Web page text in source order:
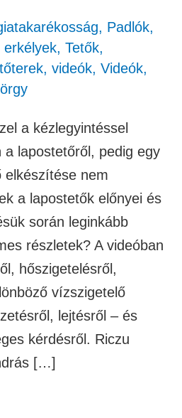
, Padlók,
, Tetők,
, videók, Videók,
a kézlegyintéssel
a lapostetőről, pedig egy
elkészítése nem
a lapostetők előnyei és
során leginkább
részletek? A videóban
hőszigetelésről,
vízszigetelő
lejtésről – és
kérdésről. Riczu
[…]